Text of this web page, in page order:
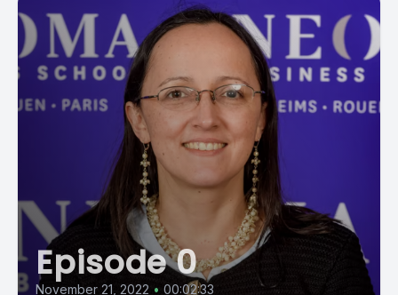
Episode 0
November 21, 2022 • 00:02:33